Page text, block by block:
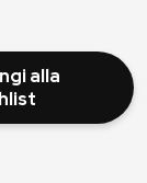
alla